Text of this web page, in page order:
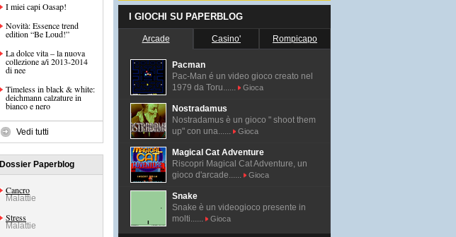
I miei capi Oasap!
Novità: Essence trend
edition “Be Loud!”
La dolce vita – la nuova
collezione a/i 2013­‐2014
di nee
Timeless in black & white:
deichmann calzature in
bianco e nero
Vedi tutti
Dossier Paperblog
Cancro
Malattie
Stress
Malattie
I GIOCHI SU PAPERBLOG
Arcade Casino' Rompicapo
Pacman
Pac-Man é un video gioco creato nel
1979 da Toru......
Gioca
Nostradamus
Nostradamus è un gioco " shoot them
up" con una......
Gioca
Magical Cat Adventure
Riscopri Magical Cat Adventure, un
gioco d'arcade......
Gioca
Snake
Snake è un videogioco presente in
molti......
Gioca